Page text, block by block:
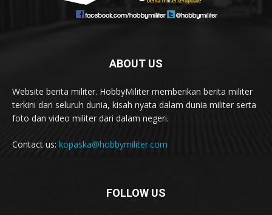
ABOUT US
Website berita militer. HobbyMiliter memberikan berita militer
terkini dari seluruh dunia, kisah nyata dalam dunia militer serta
foto dan video militer dari dalam negeri.
Contact us: kopaska@hobbymiliter.com
FOLLOW US